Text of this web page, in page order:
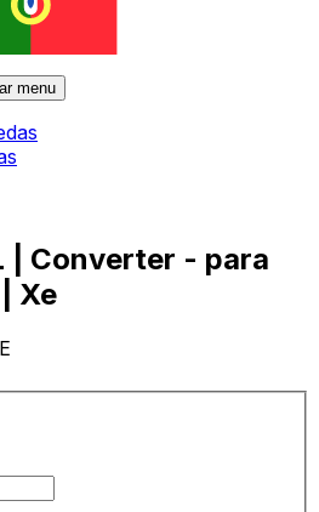
menu
| Converter - para
Xe